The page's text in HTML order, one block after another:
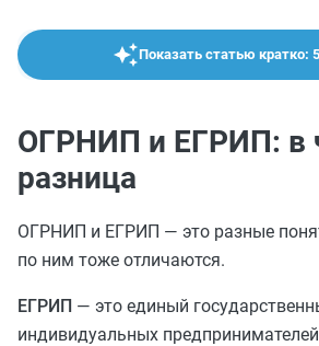
Показать статью кратко:
ОГРНИП и ЕГРИП: в
разница
ОГРНИП и ЕГРИП — это разные
по ним тоже отличаются.
ЕГРИП — это единый
индивидуальных